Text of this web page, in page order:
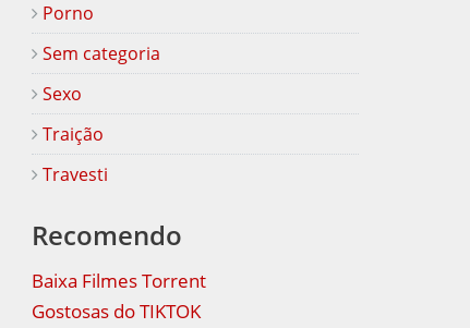
Porno
Sem categoria
Sexo
Traição
Travesti
Recomendo
Baixa Filmes Torrent
Gostosas do TIKTOK